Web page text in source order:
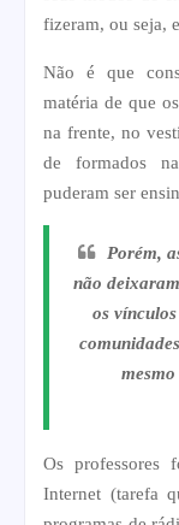
fizeram, ou seja,
Não é que
matéria de que
na frente, no
de formados
puderam ser
Porém,
não
os
Os professores
Internet (tarefa